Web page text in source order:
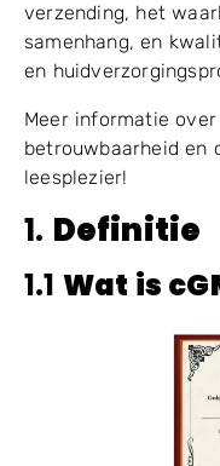
verzending, het
samenhang, en
en
Meer informatie
betrouwbaarheid en
leesplezier!
1. Definitie
1.1 Wat is